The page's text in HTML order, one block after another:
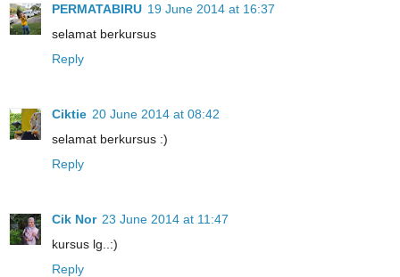
PERMATABIRU 19 June 2014 at 16:37
selamat berkursus
Reply
Ciktie 20 June 2014 at 08:42
selamat berkursus :)
Reply
Cik Nor 23 June 2014 at 11:47
kursus lg..:)
Reply